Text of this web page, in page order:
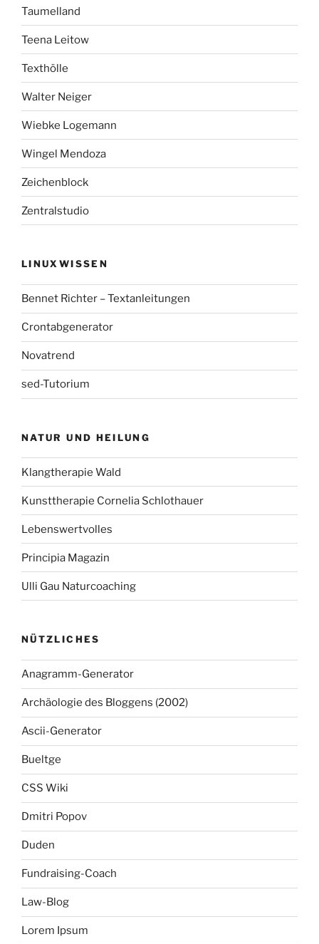
Taumelland
Teena Leitow
Texthölle
Walter Neiger
Wiebke Logemann
Wingel Mendoza
Zeichenblock
Zentralstudio
LINUXWISSEN
Bennet Richter – Textanleitungen
Crontabgenerator
Novatrend
sed-Tutorium
NATUR UND HEILUNG
Klangtherapie Wald
Kunsttherapie Cornelia Schlothauer
Lebenswertvolles
Principia Magazin
Ulli Gau Naturcoaching
NÜTZLICHES
Anagramm-Generator
Archäologie des Bloggens (2002)
Ascii-Generator
Bueltge
CSS Wiki
Dmitri Popov
Duden
Fundraising-Coach
Law-Blog
Lorem Ipsum